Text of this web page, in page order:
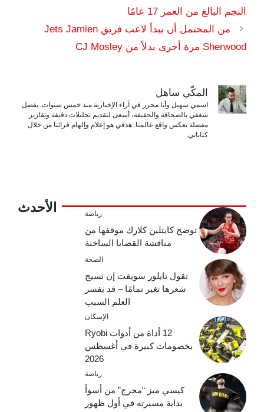
النجم البالغ من العمر 17 عامًا
من المحتمل أن يبدأ لاعب فريق Jets Jamien
Sherwood مرة أخرى بدلاً من CJ Mosley
المكّي ساهل
اسمي سهيل وأنا محرر في آراء الإخبارية منذ خمس سنوات. بفضل
شغفي بالصحافة والحقيقة، أسعى لتقديم تحليلات دقيقة وتقارير
مفصلة تعكس واقع عالمنا. هدفي هو إعلام وإلهام قرائنا من خلال
كتاباتي.
الأحدث رياضة
توضح كايتلين كلارك موقفها من
مناقشة القضايا الساخنة
الصحة
تقول تايلور سويفت إن نسيج
شعرها تغير تمامًا – قد يفسر
العلم السبب
الإسكان
12 أداة من أدوات Ryobi
بخصومات كبيرة في أغسطس
2026
رياضة
كيسي ميز “محرج” من أسوأ
بداية مسيرته في أول ظهور